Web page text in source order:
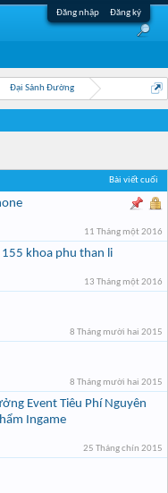
Đăng nhập Đăng ký
Đại Sảnh Đường
Bài viết cuối
11 Tháng một 2016
khoa phu than li
13 Tháng một 2016
8 Tháng mười hai 2015
8 Tháng mười hai 2015
Event Tiêu Phí Nguyên
Ingame
25 Tháng chín 2015